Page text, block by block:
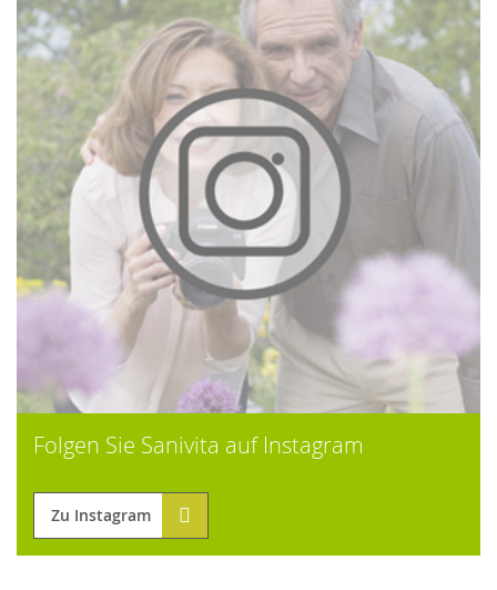
Folgen Sie Sanivita auf Instagram
Zu Instagram